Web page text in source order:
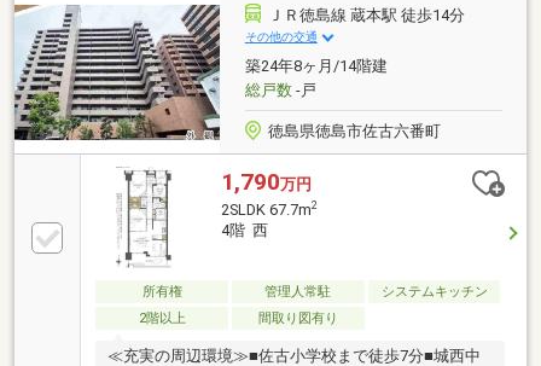
活圏とする利便性の高い立地。ことでん・JRの2路線
が利用でき、通勤・通学にも便利です。スーパーやコ
ンビニ、ドラッグストア、医療機関など生活に必要な
施設が徒歩圏内に揃っており、毎日の暮らしを快適に
サポートします。
ＪＲ徳島線 蔵本駅 徒歩14分
その他の交通
築24年8ヶ月/14階建
総戸数-戸
徳島県徳島市佐古六番町
1,790万円
2SLDK 67.7m2
4階 西
所有権 管理人常駐
システムキッチン
2階以上
間取り図有り
≪充実の周辺環境≫■佐古小学校まで徒歩7分■城西中